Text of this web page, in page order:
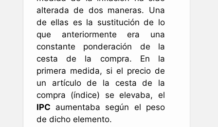
alterada de dos maneras. Una
de ellas es la sustitución de lo
que anteriormente era una
constante ponderación de la
cesta de la compra. En la
primera medida, si el precio de
un artículo de la cesta de la
compra (índice) se elevaba, el
IPC aumentaba según el peso
de dicho elemento.